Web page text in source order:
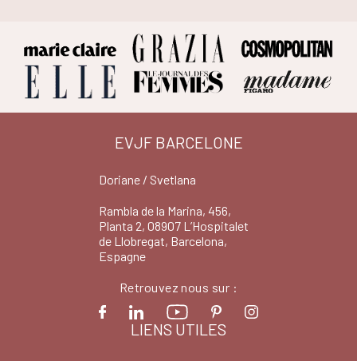
EVJF BARCELONE
Doriane / Svetlana
Rambla de la Marina, 456,
Planta 2, 08907 L’Hospitalet
de Llobregat, Barcelona,
Espagne
Retrouvez nous sur :
LIENS UTILES